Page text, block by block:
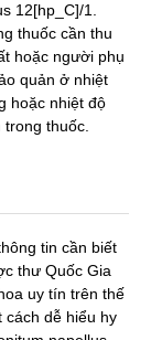
12[hp_C]/1.
thuốc cần thu
hoặc người phụ
quản ở nhiệt
hoặc nhiệt độ
thuốc.
tin cần biết
thư Quốc Gia
uy tín trên thế
dễ hiểu hy